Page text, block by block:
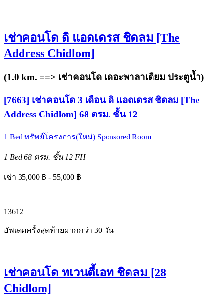
เช่าคอนโด ดิ แอดเดรส ชิดลม [The
Address Chidlom]
(1.0 km. ==> เช่าคอนโด เดอะพาลาเดียม ประตูน้ำ)
[7663] เช่าคอนโด 3 เดือน ดิ แอดเดรส ชิดลม [The
Address Chidlom] 68 ตรม. ชั้น 12
1 Bed ทรัพย์โครงการ(ใหม่) Sponsored Room
1 Bed 68 ตรม. ชั้น 12 FH
เช่า 35,000 ฿ - 55,000 ฿
13612
อัพเดตครั้งสุดท้ายมากกว่า 30 วัน
เช่าคอนโด ทเวนตี้เอท ชิดลม [28
Chidlom]